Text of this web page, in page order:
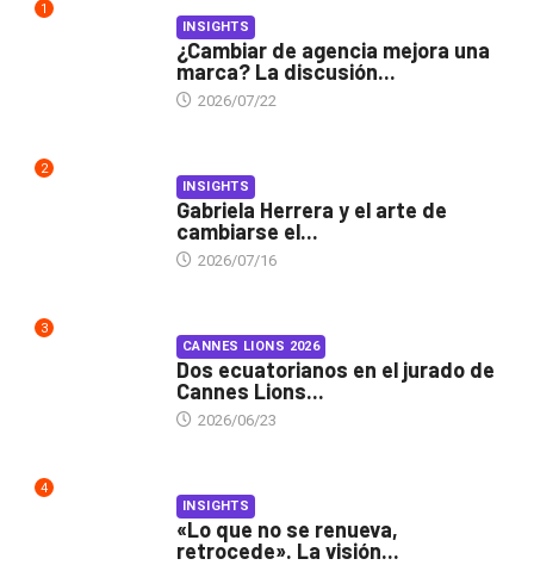
1
INSIGHTS
¿Cambiar de agencia mejora una
marca? La discusión...
2026/07/22
2
INSIGHTS
Gabriela Herrera y el arte de
cambiarse el...
2026/07/16
3
CANNES LIONS 2026
Dos ecuatorianos en el jurado de
Cannes Lions...
2026/06/23
4
INSIGHTS
«Lo que no se renueva,
retrocede». La visión...